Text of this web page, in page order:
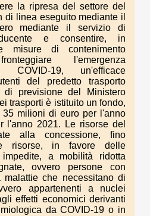
la ripresa del settore del
di linea eseguito mediante il
mediante il servizio di
e consentire, in
misure di contenimento
l'emergenza
COVID-19, un'efficace
del predetto trasporto
di previsione del Ministero
trasporti è istituito un fondo,
milioni di euro per l'anno
l'anno 2021. Le risorse del
alla concessione, fino
risorse, in favore delle
impedite, a mobilità ridotta
ovvero persone con
che necessitano di
appartenenti a nuclei
effetti economici derivanti
da COVID-19 o in